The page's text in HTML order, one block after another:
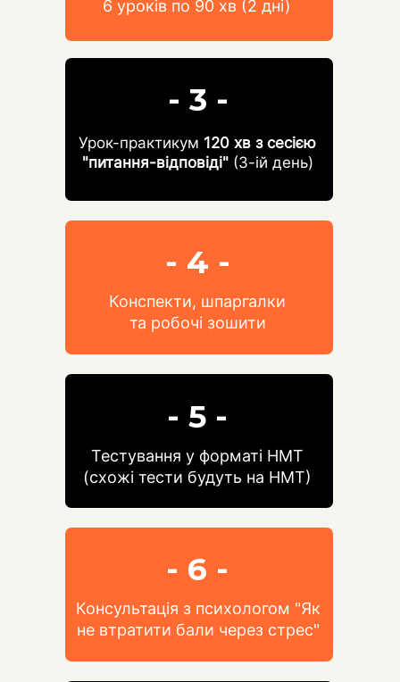
6 уроків по 90 хв (2 дні)
Урок-практикум 120 хв з сесією
"питання-відповіді"(3-ій день)
- 3 -
Конспекти, шпаргалки
та робочі зошити
- 4 -
Тестування у форматі НМТ
(схожі тести будуть на НМТ)
- 5 -
Консультація з психологом "Як
не втратити бали через стрес"
- 6 -